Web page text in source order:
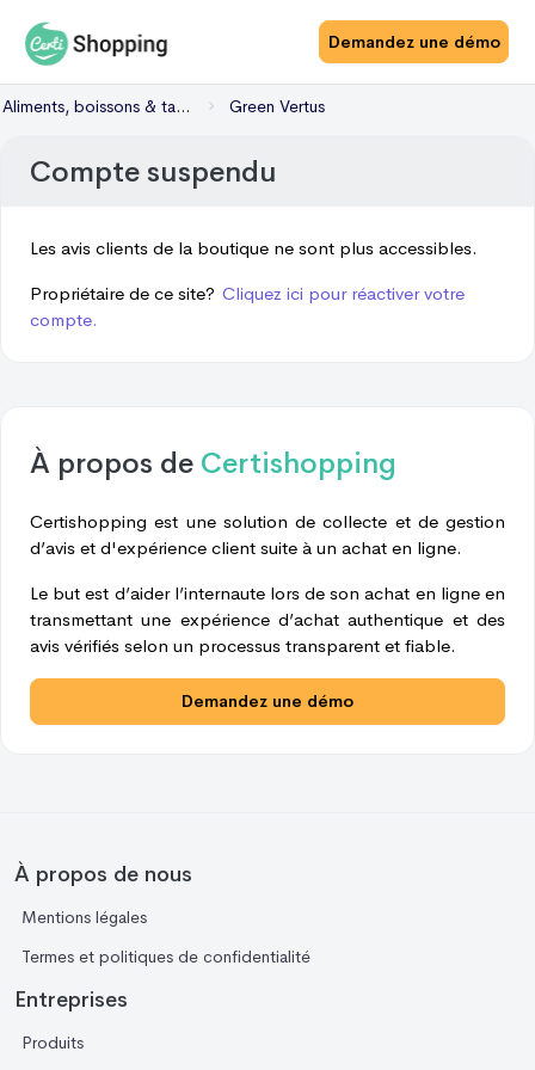
Demandez une démo
Aliments, boissons & tabac Green Vertus
Compte suspendu
Les avis clients de la boutique ne sont plus accessibles.
Propriétaire de ce site? Cliquez ici pour réactiver votre
compte.
À propos de Certishopping
Certishopping est une solution de collecte et de gestion
d’avis et d'expérience client suite à un achat en ligne.
Le but est d’aider l’internaute lors de son achat en ligne en
transmettant une expérience d’achat authentique et des
avis vérifiés selon un processus transparent et fiable.
Demandez une démo
À propos de nous
Mentions légales
Termes et politiques de confidentialité
Entreprises
Produits